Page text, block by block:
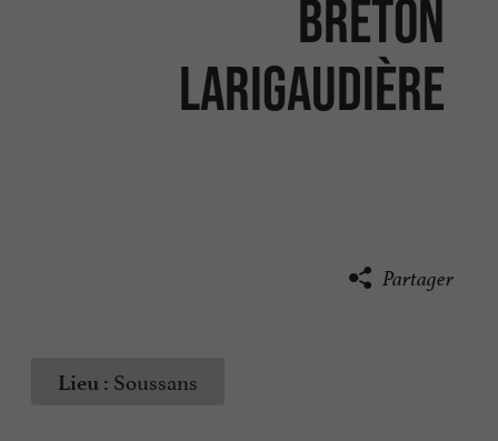
Breton
Larigaudière
Partager
Lieu : Soussans